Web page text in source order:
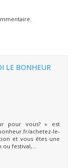
LE BONHEUR
pour vous? » est
achetez-le-
et vous êtes une
ou festival,...